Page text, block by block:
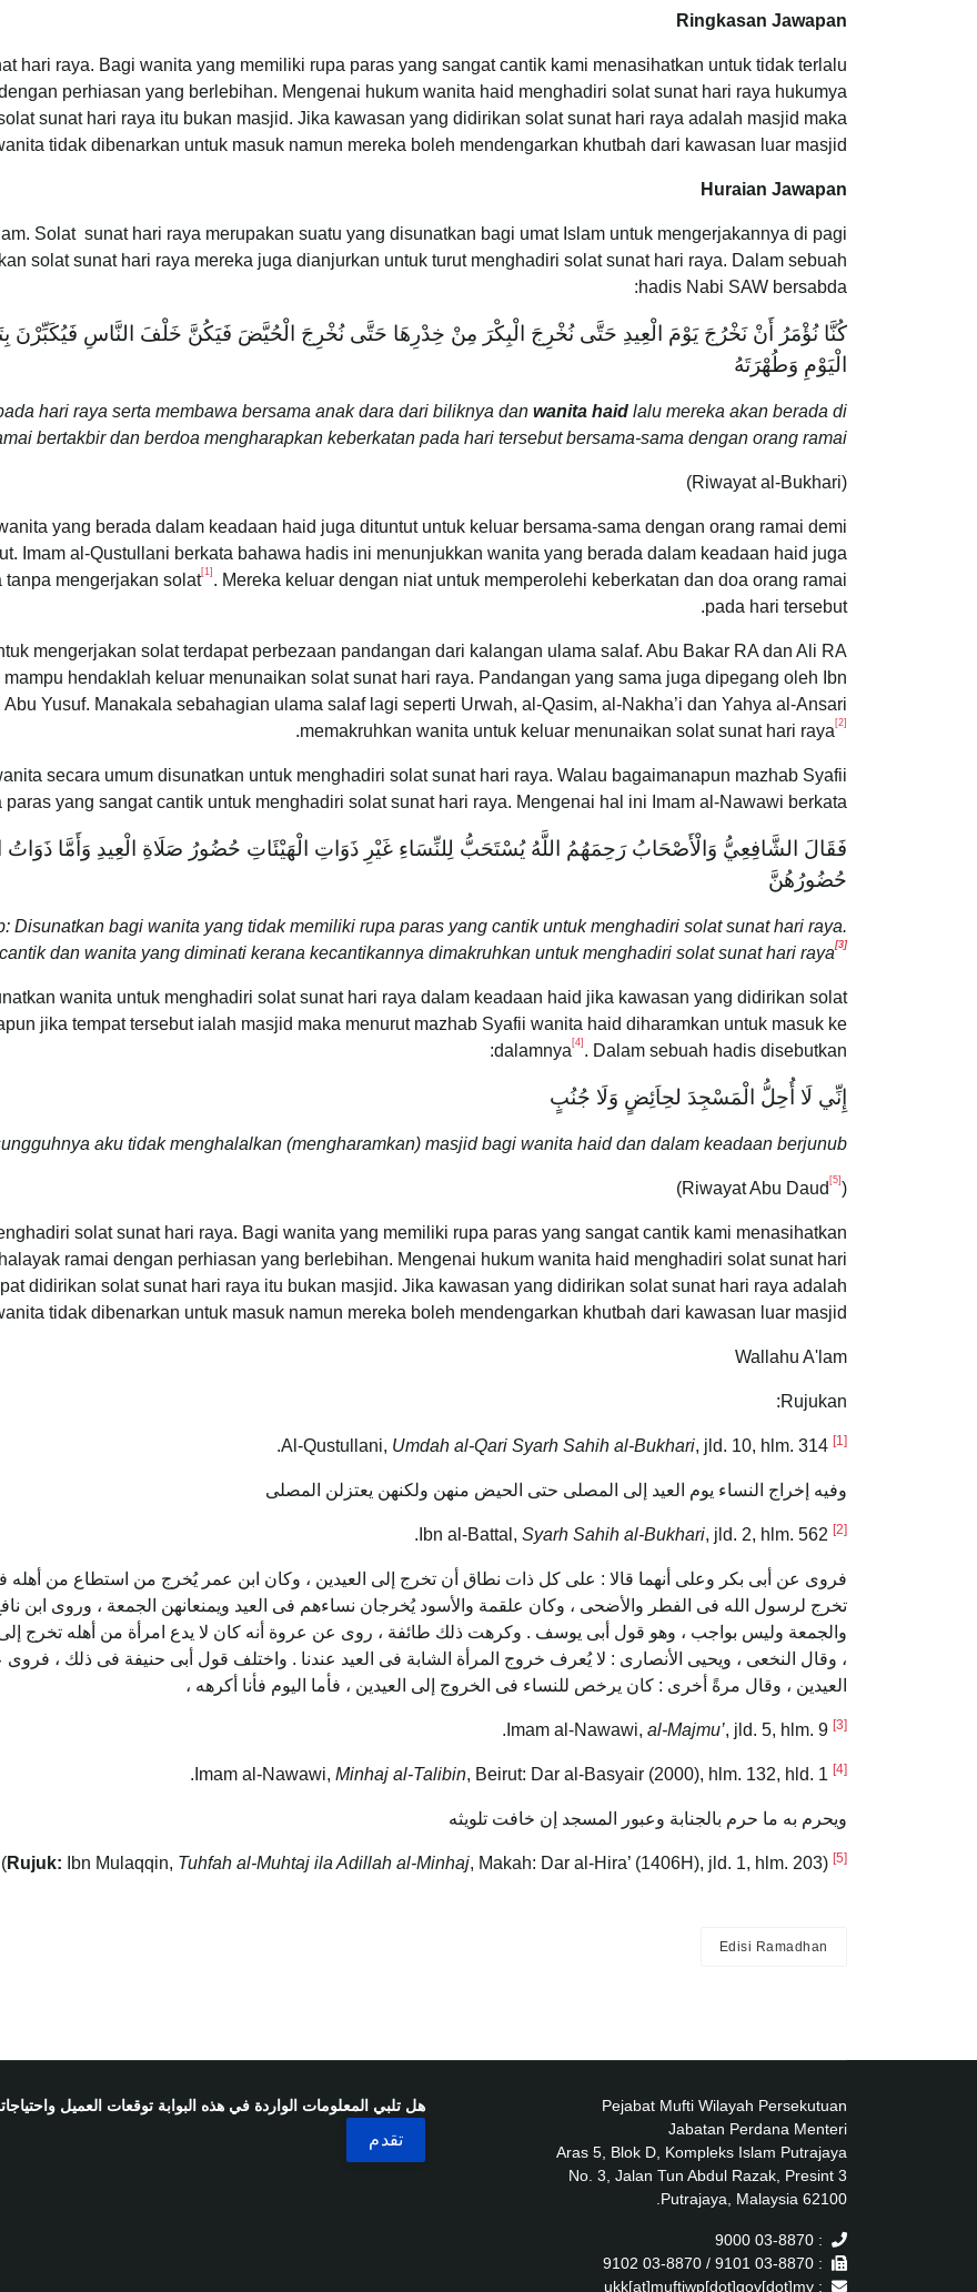
Ringkasan Jawapan
hari raya. Bagi wanita yang memiliki rupa paras yang sangat cantik kami menasihatkan untuk tidak terlalu
perhiasan yang berlebihan. Mengenai hukum wanita haid menghadiri solat sunat hari raya hukumya
sunat hari raya itu bukan masjid. Jika kawasan yang didirikan solat sunat hari raya adalah masjid maka
tidak dibenarkan untuk masuk namun mereka boleh mendengarkan khutbah dari kawasan luar masjid.
Huraian Jawapan
Solat sunat hari raya merupakan suatu yang disunatkan bagi umat Islam untuk mengerjakannya di pagi
solat sunat hari raya mereka juga dianjurkan untuk turut menghadiri solat sunat hari raya. Dalam sebuah
hadis Nabi SAW bersabda:
كُنَّا نُؤْمَرُ أَنْ نَخْرُجَ يَوْمَ الْعِيدِ حَتَّى نُخْرِجَ الْبِكْرَ مِنْ خِدْرِهَا حَتَّى نُخْرِجَ الْحُيَّضَ فَيَكُنَّ خَلْفَ النَّاسِ فَيُكَبِّرْنَ
الْيَوْمِ وَطُهْرَتَهُ
hari raya serta membawa bersama anak dara dari biliknya dan wanita haid lalu mereka akan berada di
bertakbir dan berdoa mengharapkan keberkatan pada hari tersebut bersama-sama dengan orang ramai.”
(Riwayat al-Bukhari)
yang berada dalam keadaan haid juga dituntut untuk keluar bersama-sama dengan orang ramai demi
Imam al-Qustullani berkata bahawa hadis ini menunjukkan wanita yang berada dalam keadaan haid juga
tanpa mengerjakan solat[1] . Mereka keluar dengan niat untuk memperolehi keberkatan dan doa orang ramai
pada hari tersebut.
mengerjakan solat terdapat perbezaan pandangan dari kalangan ulama salaf. Abu Bakar RA dan Ali RA
hendaklah keluar menunaikan solat sunat hari raya. Pandangan yang sama juga dipegang oleh Ibn
Yusuf. Manakala sebahagian ulama salaf lagi seperti Urwah, al-Qasim, al-Nakha’i dan Yahya al-Ansari
memakruhkan wanita untuk keluar menunaikan solat sunat hari raya [2]
.
secara umum disunatkan untuk menghadiri solat sunat hari raya. Walau bagaimanapun mazhab Syafii
yang sangat cantik untuk menghadiri solat sunat hari raya. Mengenai hal ini Imam al-Nawawi berkata:
فَقَالَ الشَّافِعِيُّ وَالْأَصْحَابُ رَحِمَهُمُ اللَّهُ يُسْتَحَبُّ لِلنِّسَاءِ غَيْرِ ذَوَاتِ الْهَيْئَاتِ حُضُورُ صَلَاةِ الْعِيدِ وَأَمَّا ذَوَاتُ
حُضُورُهُنَّ
Disunatkan bagi wanita yang tidak memiliki rupa paras yang cantik untuk menghadiri solat sunat hari raya.
dan wanita yang diminati kerana kecantikannya dimakruhkan untuk menghadiri solat sunat hari raya[3]
wanita untuk menghadiri solat sunat hari raya dalam keadaan haid jika kawasan yang didirikan solat
jika tempat tersebut ialah masjid maka menurut mazhab Syafii wanita haid diharamkan untuk masuk ke
dalamnya [4] . Dalam sebuah hadis disebutkan:
إِنِّي لَا أُحِلُّ الْمَسْجِدَ لحِاَئِضٍ وَلَا جُنُبٍ
aku tidak menghalalkan (mengharamkan) masjid bagi wanita haid dan dalam keadaan berjunub.”
(Riwayat Abu Daud
[5]
)
solat sunat hari raya. Bagi wanita yang memiliki rupa paras yang sangat cantik kami menasihatkan
ramai dengan perhiasan yang berlebihan. Mengenai hukum wanita haid menghadiri solat sunat hari
didirikan solat sunat hari raya itu bukan masjid. Jika kawasan yang didirikan solat sunat hari raya adalah
tidak dibenarkan untuk masuk namun mereka boleh mendengarkan khutbah dari kawasan luar masjid.
Wallahu A'lam
Rujukan:
[1]
Umdah al-Qari Syarh Sahih al-Bukhari, jld. 10, hlm. 314.
وفيه إخراج النساء يوم العيد إلى المصلى حتى الحيض منهن ولكنهن يعتزلن المصلى
[2]
Syarh Sahih al-Bukhari, jld. 2, hlm. 562.
فروى عن أبى بكر وعلى أنهما قالا : على كل ذات نطاق أن تخرج إلى العيدين ، وكان ابن عمر يُخرج من استطاع من أهله
تخرج لرسول الله فى الفطر والأضحى ، وكان علقمة والأسود يُخرجان نساءهم فى العيد ويمنعانهن الجمعة ، وروى ابن
والجمعة وليس بواجب ، وهو قول أبى يوسف . وكرهت ذلك طائفة ، روى عن عروة أنه كان لا يدع امرأة من أهله تخرج
، وقال النخعى ، ويحيى الأنصارى : لا يُعرف خروج المرأة الشابة فى العيد عندنا . واختلف قول أبى حنيفة فى ذلك ،
العيدين ، وقال مرةً أخرى : كان يرخص للنساء فى الخروج إلى العيدين ، فأما اليوم فأنا أكرهه ،
[3]
al-Majmu’, jld. 5, hlm. 9.
[4]
Minhaj al-Talibin, Beirut: Dar al-Basyair (2000), hlm. 132, hld. 1.
ويحرم به ما حرم بالجنابة وعبور المسجد إن خافت تلويثه
[5]
Rujuk: Ibn Mulaqqin, Tuhfah al-Muhtaj ila Adillah al-Minhaj, Makah: Dar al-Hira’ (1406H), jld. 1, hlm. 203).
Edisi Ramadhan
Pejabat Mufti Wilayah Persekutuan
Jabatan Perdana Menteri
Aras 5, Blok D, Kompleks Islam Putrajaya
No. 3, Jalan Tun Abdul Razak, Presint 3
62100 Putrajaya, Malaysia.
: 03-8870 9000
: 03-8870 9101 / 03-8870 9102
: ukk[at]muftiwp[dot]gov[dot]my
هل تلبي المعلومات الواردة في هذه البوابة توقعات العميل